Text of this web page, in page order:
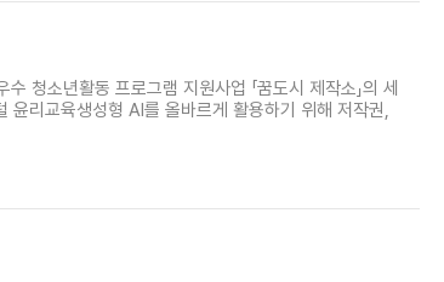
소년활동 프로그램 지원사업 「꿈도시 제작소」의 세
리교육생성형 AI를 올바르게 활용하기 위해 저작권,